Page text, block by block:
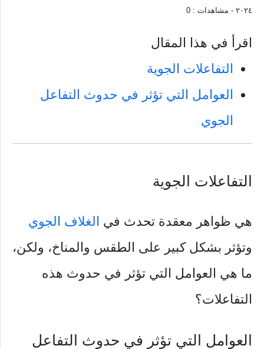
٢٠٢٤ - مشاهدات : 0
اقرأ في هذا المقال
التفاعلات الجوية
العوامل التي تؤثر في حدوث التفاعل
الجوي
التفاعلات الجوية
هي ظواهر معقدة تحدث في الغلاف الجوي
وتؤثر بشكل كبير على الطقس والمناخ، ولكن،
ما هي العوامل التي تؤثر في حدوث هذه
التفاعلات؟
العوامل التي تؤثر في حدوث التفاعل